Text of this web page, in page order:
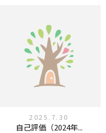
2025.7.30
自己評価（2024年...